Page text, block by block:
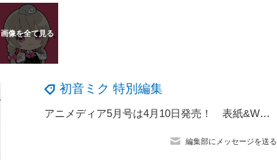
初音ミク 特別編集
アニメディア5月号は4月10日発売！ 表紙&Wカバーは『プロジェクトセカイ カラフルステージ！ feat. 初音ミク』と『シンカリオン チェンジ ザ ワールド』！
編集部にメッセージを送る